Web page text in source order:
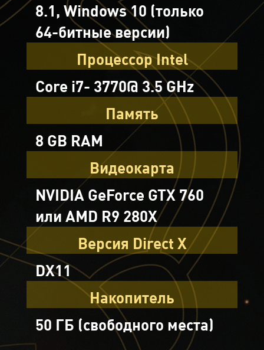
8.1, Windows 10 (только
64-битные версии)
Процессор Intel
Core i7- 3770@ 3.5 GHz
Память
8 GB RAM
Видеокарта
NVIDIA GeForce GTX 760
или AMD R9 280X
Версия Direct X
DX11
Накопитель
50 ГБ (свободного места)